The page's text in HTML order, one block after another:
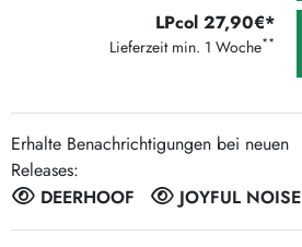
LPcol 27,90€*
Lieferzeit min. 1 Woche**
Erhalte Benachrichtigungen bei neuen
Releases:
DEERHOOF
JOYFUL NOISE